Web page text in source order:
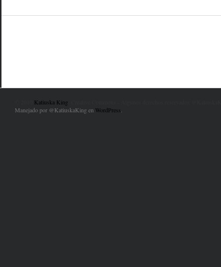
Katiuska King
Manejado por @KatiuskaKing en WordPress